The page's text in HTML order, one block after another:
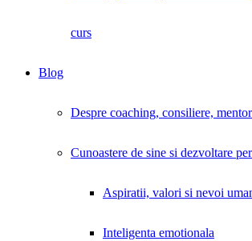
curs
Blog
Despre coaching, consiliere,
Cunoastere de sine si dezvoltare
Aspiratii, valori si nevoi
Inteligenta emotionala